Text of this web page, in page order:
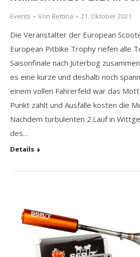
Events Von Bettina 21. Oktober 2021
Die Veranstalter der European
European Pitbike Trophy riefen alle
Saisonfinale nach Jüterbog
es eine kurze und deshalb noch
einem vollen Fahrerfeld war das
Punkt zählt und Ausfälle kosten die
Nachdem turbulenten 2.Lauf in
des…
Details